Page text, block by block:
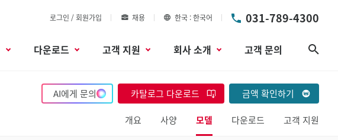
로그인 / 회원가입 채용 한국 한국어 031-789-4300
다운로드 고객 지원 회사 소개 고객 문의
AI에게 문의 카탈로그 다운로드 금액 확인하기
개요 사양 모델 다운로드 고객 지원